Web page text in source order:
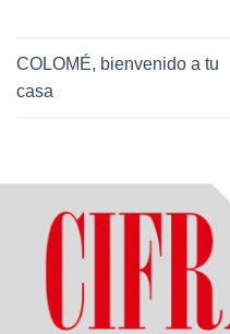
COLOMÉ, bienvenido a tu
casa